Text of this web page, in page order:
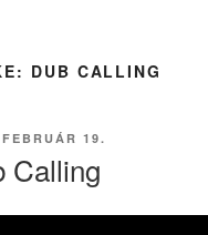
DUB CALLING
19.
Calling